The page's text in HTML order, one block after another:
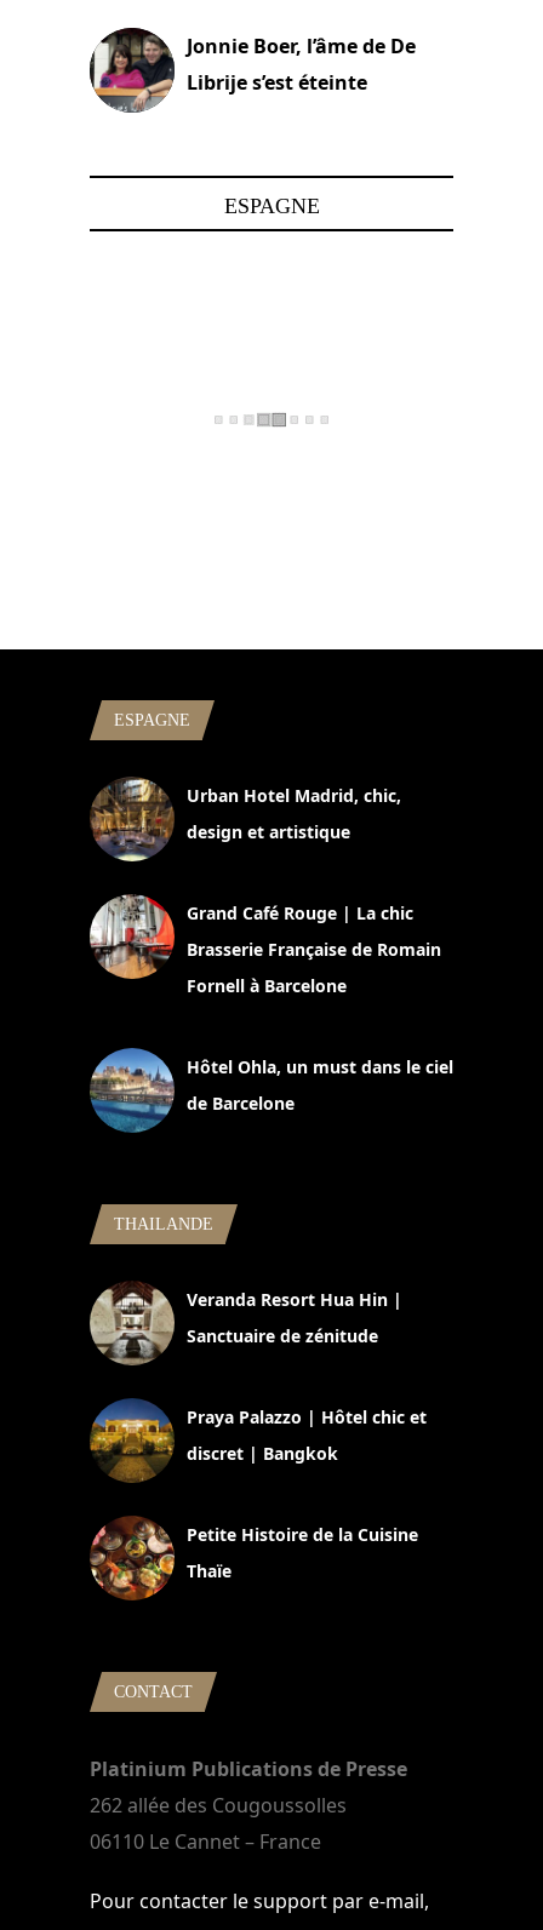
Jonnie Boer, l’âme de De
Librije s’est éteinte
ESPAGNE
ESPAGNE
Urban Hotel Madrid, chic,
design et artistique
Grand Café Rouge | La chic
Brasserie Française de Romain
Fornell à Barcelone
Hôtel Ohla, un must dans le ciel
de Barcelone
THAILANDE
Veranda Resort Hua Hin |
Sanctuaire de zénitude
Praya Palazzo | Hôtel chic et
discret | Bangkok
Petite Histoire de la Cuisine
Thaïe
CONTACT
Platinium Publications de Presse
262 allée des Cougoussolles
06110 Le Cannet – France
Pour contacter le support par e-mail,